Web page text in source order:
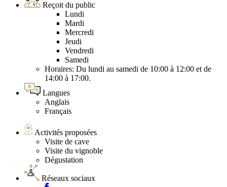
Reçoit du public
Lundi
Mardi
Mercredi
Jeudi
Vendredi
Samedi
Horaires: Du lundi au samedi de 10:00 à 12:00 et de
14:00 à 17:00.
Langues
Anglais
Français
Activités proposées
Visite de cave
Visite du vignoble
Dégustation
Réseaux sociaux